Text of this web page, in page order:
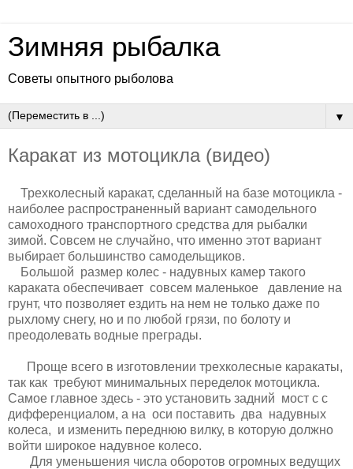
Зимняя рыбалка
Советы опытного рыболова
▼
Каракат из мотоцикла (видео)
Трехколесный каракат, сделанный на базе мотоцикла -
наиболее распространенный вариант самодельного
самоходного транспортного средства для рыбалки
зимой. Совсем не случайно, что именно этот вариант
выбирает большинство самодельщиков.
Большой размер колес - надувных камер такого
караката обеспечивает совсем маленькое давление на
грунт, что позволяет ездить на нем не только даже по
рыхлому снегу, но и по любой грязи, по болоту и
преодолевать водные преграды.
Проще всего в изготовлении трехколесные каракаты,
так как требуют минимальных переделок мотоцикла.
Самое главное здесь - это установить задний мост с с
дифференциалом, а на оси поставить два надувных
колеса, и изменить переднюю вилку, в которую должно
войти широкое надувное колесо.
Для уменьшения числа оборотов огромных ведущих